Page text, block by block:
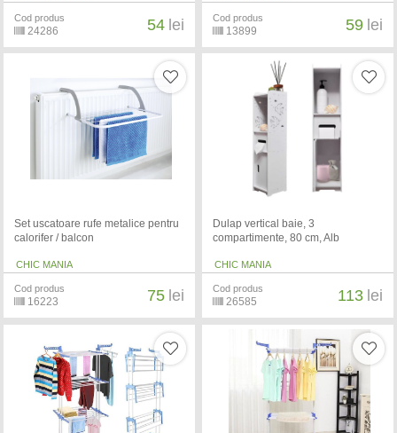
Cod produs
24286 54 lei Cod produs
13899 59 lei
Set uscatoare rufe metalice pentru
calorifer / balcon
CHIC MANIA
Cod produs
16223 75 lei
Dulap vertical baie, 3
compartimente, 80 cm, Alb
CHIC MANIA
Cod produs
26585 113 lei